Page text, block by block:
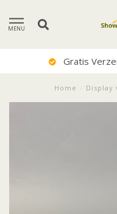
MENU
Gratis
Home Display